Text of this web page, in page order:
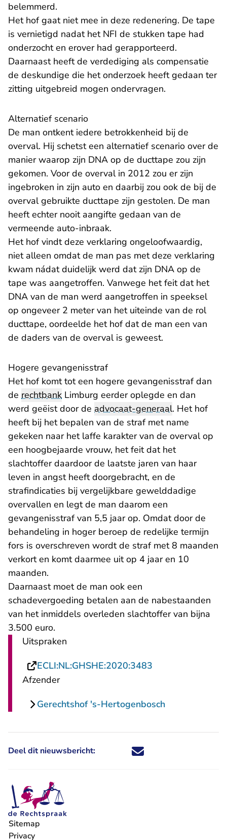
belemmerd.
Het hof gaat niet mee in deze redenering. De tape
is vernietigd nadat het NFI de stukken tape had
onderzocht en erover had gerapporteerd.
Daarnaast heeft de verdediging als compensatie
de deskundige die het onderzoek heeft gedaan ter
zitting uitgebreid mogen ondervragen.
Alternatief scenario
De man ontkent iedere betrokkenheid bij de
overval. Hij schetst een alternatief scenario over de
manier waarop zijn DNA op de ducttape zou zijn
gekomen. Voor de overval in 2012 zou er zijn
ingebroken in zijn auto en daarbij zou ook de bij de
overval gebruikte ducttape zijn gestolen. De man
heeft echter nooit aangifte gedaan van de
vermeende auto-inbraak.
Het hof vindt deze verklaring ongeloofwaardig,
niet alleen omdat de man pas met deze verklaring
kwam nádat duidelijk werd dat zijn DNA op de
tape was aangetroffen. Vanwege het feit dat het
DNA van de man werd aangetroffen in speeksel
op ongeveer 2 meter van het uiteinde van de rol
ducttape, oordeelde het hof dat de man een van
de daders van de overval is geweest.
Hogere gevangenisstraf
Het hof komt tot een hogere gevangenisstraf dan
de rechtbank Limburg eerder oplegde en dan
werd geëist door de advocaat-generaal. Het hof
heeft bij het bepalen van de straf met name
gekeken naar het laffe karakter van de overval op
een hoogbejaarde vrouw, het feit dat het
slachtoffer daardoor de laatste jaren van haar
leven in angst heeft doorgebracht, en de
strafindicaties bij vergelijkbare gewelddadige
overvallen en legt de man daarom een
gevangenisstraf van 5,5 jaar op. Omdat door de
behandeling in hoger beroep de redelijke termijn
fors is overschreven wordt de straf met 8 maanden
verkort en komt daarmee uit op 4 jaar en 10
maanden.
Daarnaast moet de man ook een
schadevergoeding betalen aan de nabestaanden
van het inmiddels overleden slachtoffer van bijna
3.500 euro.
Uitspraken
ECLI:NL:GHSHE:2020:3483
Afzender
Gerechtshof 's-Hertogenbosch
Deel dit nieuwsbericht: Deel dit nieuwsbericht via X -
Deel dit nieuwsbericht via
Deel dit nieuwsbericht
Deel dit
Sitemap
Privacy